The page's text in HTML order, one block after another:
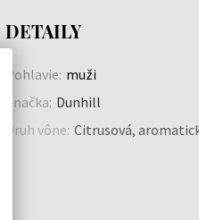
DETAILY
Pohlavie: muži
Značka: Dunhill
Druh vône: Citrusová,